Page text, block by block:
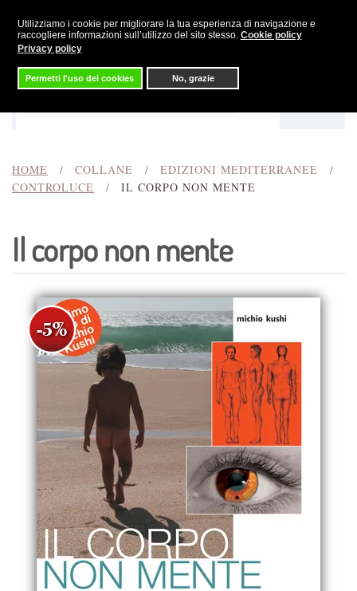
Utilizziamo i cookie per migliorare la tua esperienza di navigazione e
raccogliere informazioni sull’utilizzo del sito stesso. Cookie policy
Privacy policy
Permetti l'uso dei cookies No, grazie
Skip to main content
HOME COLLANE
EDIZIONI MEDITERRANEE
CONTROLUCE
IL CORPO NON MENTE
Il corpo non mente